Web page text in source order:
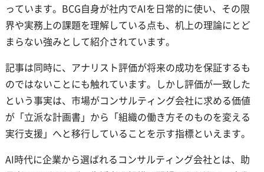
っています。BCG自身が社内でAIを日常的に使い、その限
界や実務上の課題を理解している点も、机上の理論にとど
まらない強みとして紹介されています。
記事は同時に、アナリスト評価が将来の成功を保証するも
のではないことにも触れています。しかし評価が一致した
という事実は、市場がコンサルティング会社に求める価値
が「立派な計画書」から「組織の働き方そのものを変える
実行支援」へと移行していることを示す指標といえます。
AI時代に企業から選ばれるコンサルティング会社とは、助